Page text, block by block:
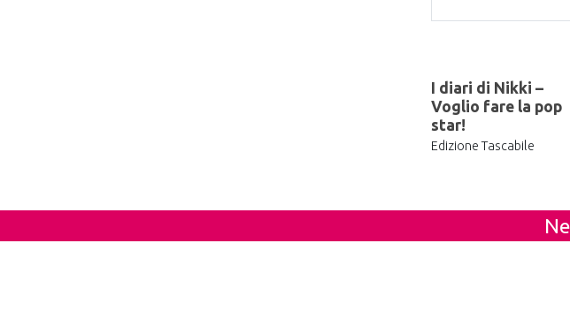
I diari di Nikki –
Voglio fare la pop
star!
Edizione Tascabile